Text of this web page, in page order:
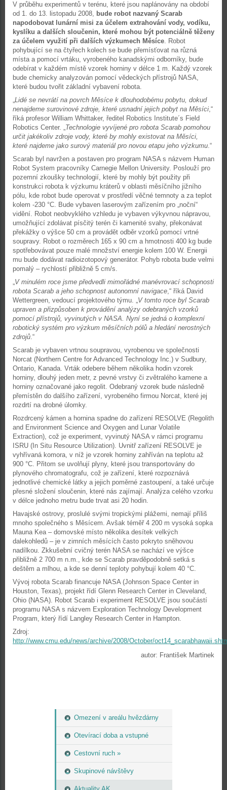
Omezení v areálu hvězdárny
Otevírací doba a vstupné
Cestovní ruch »
Skupinové návštěvy
V průběhu experimentů v terénu, které jsou naplánovány na období
od 1. do 13. listopadu 2008, bude robot nazvaný Scarab
napodobovat lunární misi za účelem extrahování vody, vodíku,
kyslíku a dalších sloučenin, které mohou být potenciálně těženy
za účelem využití při dalších výzkumech Měsíce. Robot
pohybující se na čtyřech kolech se bude přemísťovat na různá
místa a pomocí vrtáku, vyrobeného kanadskými odborníky, bude
odebírat v každém místě vzorek horniny v délce 1 m. Každý vzorek
bude chemicky analyzován pomocí vědeckých přístrojů NASA,
které budou tvořit základní vybavení robota.
„Lidé se nevrátí na povrch Měsíce k dlouhodobému pobytu, dokud
nenajdeme surovinové zdroje, které usnadní jejich pobyt na Měsíci,“
říká profesor William Whittaker, ředitel Robotics Institute´s Field
Robotics Center. „Technologie vyvíjené pro robota Scarab pomohou
určit jakékoliv zdroje vody, které by mohly existovat na Měsíci,
které najdeme jako surový materiál pro novou etapu jeho výzkumu.“
Scarab byl navržen a postaven pro program NASA s názvem Human
Robot System pracovníky Carnegie Mellon University. Poslouží pro
pozemní zkoušky technologií, které by mohly být použity při
konstrukci robota k výzkumu kráterů v oblasti měsíčního jižního
pólu, kde robot bude operovat v prostředí věčné temnoty a za teplot
kolem -230 °C. Bude vybaven laserovým zařízením pro „noční“
vidění. Robot neobvyklého vzhledu je vybaven výkyvnou nápravou,
umožňující zdolávat písčitý terén či kamenité svahy, překonávat
překážky o výšce 50 cm a provádět odběr vzorků pomocí vrtné
soupravy. Robot o rozměrech 165 x 90 cm a hmotnosti 400 kg bude
spotřebovávat pouze malé množství energie kolem 100 W. Energii
mu bude dodávat radioizotopový generátor. Pohyb robota bude velmi
pomalý – rychlostí přibližně 5 cm/s.
„V minulém roce jsme předvedli mimořádné manévrovací schopnosti
robota Scarab a jeho schopnost autonomní navigace,“ říká David
Wettergreen, vedoucí projektového týmu. „V tomto roce byl Scarab
upraven a přizpůsoben k provádění analýzy odebraných vzorků
pomocí přístrojů, vyvinutých v NASA. Nyní se jedná o komplexní
robotický systém pro výzkum měsíčních pólů a hledání nerostných
zdrojů.“
Scarab je vybaven vrtnou soupravou, vyrobenou ve společnosti
Norcat (Northern Centre for Advanced Technology Inc.) v Sudbury,
Ontario, Kanada. Vrták odebere během několika hodin vzorek
horniny, dlouhý jeden metr, z pevné vrstvy či zvětralého kamene a
horniny označované jako regolit. Odebraný vzorek bude následně
přemístěn do dalšího zařízení, vyrobeného firmou Norcat, které jej
rozdrtí na drobné úlomky.
Rozdrcený kámen a hornina spadne do zařízení RESOLVE (Regolith
and Environment Science and Oxygen and Lunar Volatile
Extraction), což je experiment, vyvinutý NASA v rámci programu
ISRU (In Situ Resource Utilization). Uvnitř zařízení RESOLVE je
vyhřívaná komora, v níž je vzorek horniny zahříván na teplotu až
900 °C. Přitom se uvolňují plyny, které jsou transportovány do
plynového chromatografu, což je zařízení, které rozpoznává
jednotlivé chemické látky a jejich poměrné zastoupení, a také určuje
přesné složení sloučenin, které nás zajímají. Analýza celého vzorku
v délce jednoho metru bude trvat asi 20 hodin.
Havajské ostrovy, proslulé svými tropickými plážemi, nemají příliš
mnoho společného s Měsícem. Avšak téměř 4 200 m vysoká sopka
Mauna Kea – domovské místo několika desítek velkých
dalekohledů – je v zimních měsících často pokryto sněhovou
nadílkou. Zkkušební cvičný terén NASA se nachází ve výšce
přibližně 2 700 m n.m., kde se Scarab pravděpodobně setká s
deštěm a mlhou, a kde se denní teploty pohybují kolem 40 °C.
Vývoj robota Scarab financuje NASA (Johnson Space Center in
Houston, Texas), projekt řídí Glenn Research Center in Cleveland,
Ohio (NASA). Robot Scarab i experiment RESOLVE jsou součástí
programu NASA s názvem Exploration Technology Development
Program, který řídí Langley Research Center in Hampton.
Zdroj:
http://www.cmu.edu/news/archive/2008/October/
autor: František Martinek